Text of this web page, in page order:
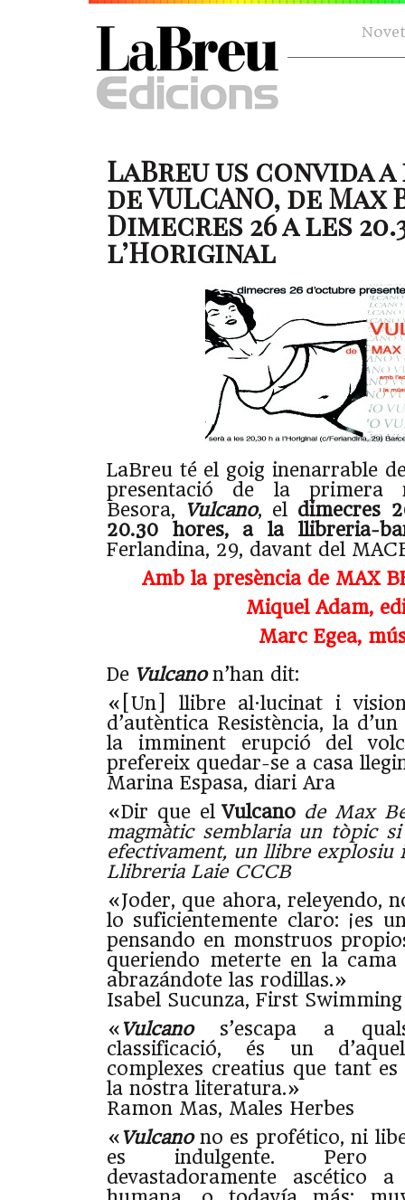
LaBreu us convida
de VULCANO, de Max
Dimecres 26 a les
l’Horiginal
LaBreu té el goig inenarrable
presentació de la primera
Besora, Vulcano, el dimecres
20.30 hores, a la llibreria-
Ferlandina, 29, davant del
Amb la presència de MAX
Miquel Adam,
Marc Egea,
De Vulcanon’han dit:
«[Un] llibre al·lucinat i
d’autèntica Resistència, la
la imminent erupció del
prefereix quedar-se a casa
Marina Espasa, diari Ara
«Dir que elVulcano de Max
magmàtic semblaria un tòpic
efectivament, un llibre explosiu
Llibreria Laie CCCB
«Joder, que ahora, releyendo,
lo suficientemente claro: ¡es
pensando en monstruos
queriendo meterte en la
abrazándote las rodillas.»
Isabel Sucunza, First Swimming
«Vulcanos’escapa a
classificació, és un
complexes creatius que tant
la nostra literatura.»
Ramon Mas, Males Herbes
«Vulcanono es profético, ni
es indulgente. Pero
devastadoramente ascético